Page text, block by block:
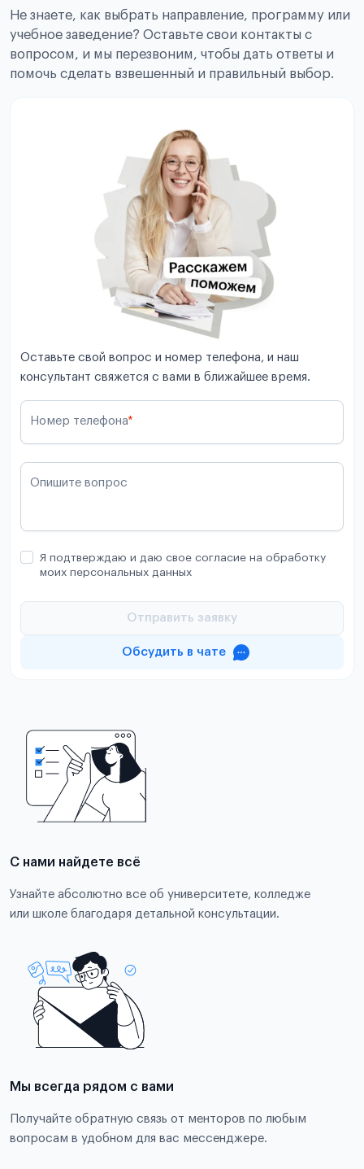
Не знаете, как выбрать направление, программу или
учебное заведение? Оставьте свои контакты с
вопросом, и мы перезвоним, чтобы дать ответы и
помочь сделать взвешенный и правильный выбор.
Оставьте свой вопрос и номер телефона, и наш
консультант свяжется с вами в ближайшее время.
Номер телефона*
Опишите вопрос
Я подтверждаю и даю свое согласие на обработку
моих персональных данных
Отправить заявку
Обсудить в чате
С нами найдете всё
Узнайте абсолютно все об университете, колледже
или школе благодаря детальной консультации.
Мы всегда рядом с вами
Получайте обратную связь от менторов по любым
вопросам в удобном для вас мессенджере.